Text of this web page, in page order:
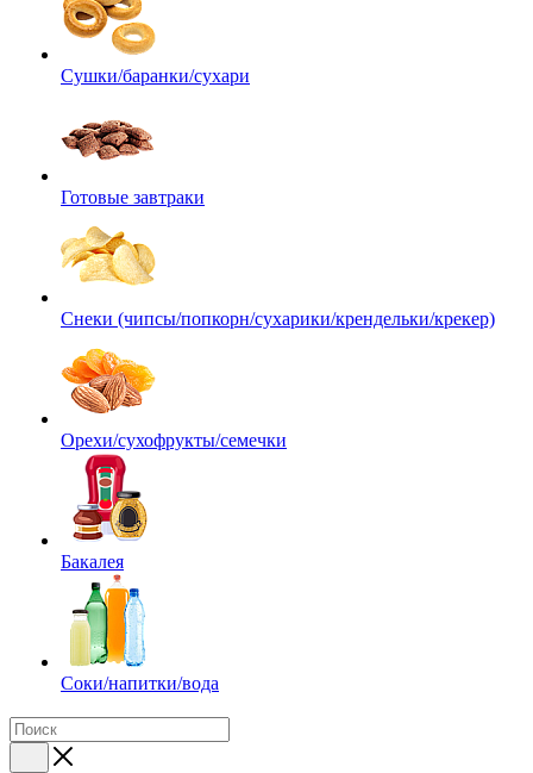
Сушки/баранки/сухари
Готовые завтраки
Снеки (чипсы/попкорн/сухарики/крендельки/крекер)
Орехи/сухофрукты/семечки
Бакалея
Соки/напитки/вода